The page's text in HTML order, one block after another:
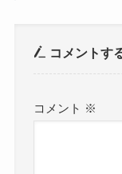
コメントす
コメント ※